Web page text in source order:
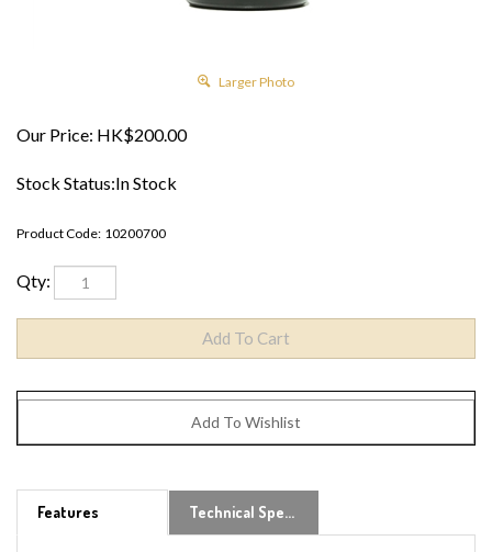
Larger Photo
Our Price: HK$200.00
Stock Status:In Stock
Product Code: 10200700
Qty:
Features Technical Specs